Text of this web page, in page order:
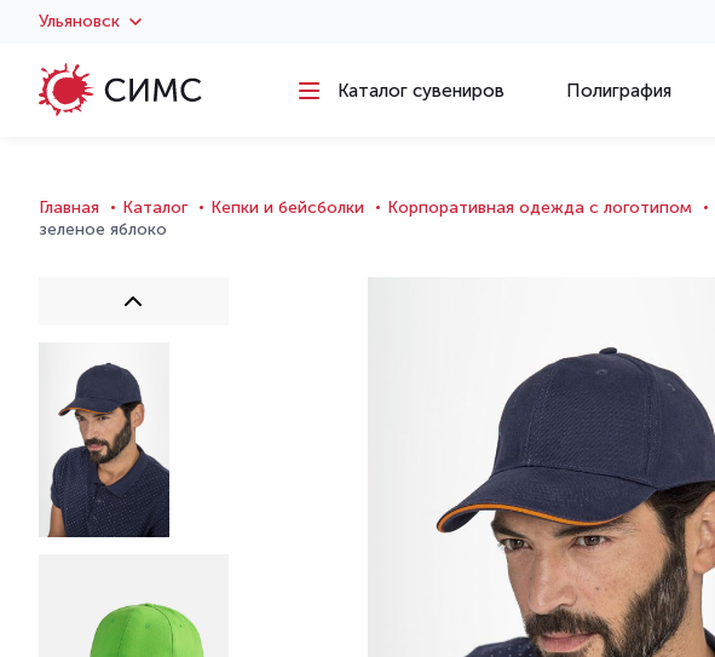
Ульяновск
Каталог сувениров Полиграфия
Главная Каталог Кепки и бейсболки Корпоративная одежда с логотипом
зеленое яблоко